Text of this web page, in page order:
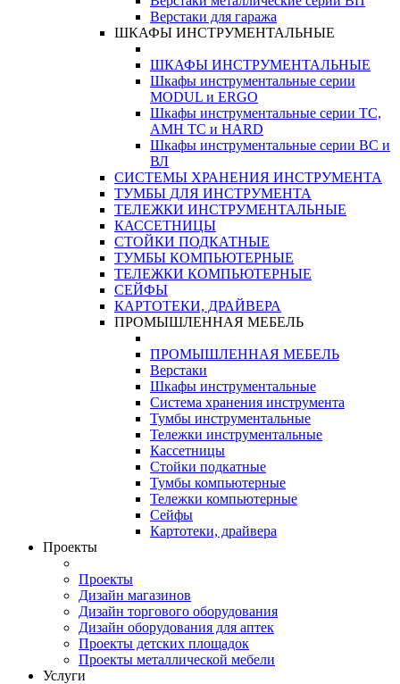
Верстаки для гаража
ШКАФЫ ИНСТРУМЕНТАЛЬНЫЕ
ШКАФЫ ИНСТРУМЕНТАЛЬНЫЕ
Шкафы инструментальные серии
MODUL и ERGO
Шкафы инструментальные серии ТС,
АМН ТС и HARD
Шкафы инструментальные серии ВС и
ВЛ
СИСТЕМЫ ХРАНЕНИЯ ИНСТРУМЕНТА
ТУМБЫ ДЛЯ ИНСТРУМЕНТА
ТЕЛЕЖКИ ИНСТРУМЕНТАЛЬНЫЕ
КАССЕТНИЦЫ
СТОЙКИ ПОДКАТНЫЕ
ТУМБЫ КОМПЬЮТЕРНЫЕ
ТЕЛЕЖКИ КОМПЬЮТЕРНЫЕ
СЕЙФЫ
КАРТОТЕКИ, ДРАЙВЕРА
ПРОМЫШЛЕННАЯ МЕБЕЛЬ
ПРОМЫШЛЕННАЯ МЕБЕЛЬ
Верстаки
Шкафы инструментальные
Система хранения инструмента
Тумбы инструментальные
Тележки инструментальные
Кассетницы
Стойки подкатные
Тумбы компьютерные
Тележки компьютерные
Сейфы
Картотеки, драйвера
Проекты
Проекты
Дизайн магазинов
Дизайн торгового оборудования
Дизайн оборудования для аптек
Проекты детских площадок
Проекты металлической мебели
Услуги